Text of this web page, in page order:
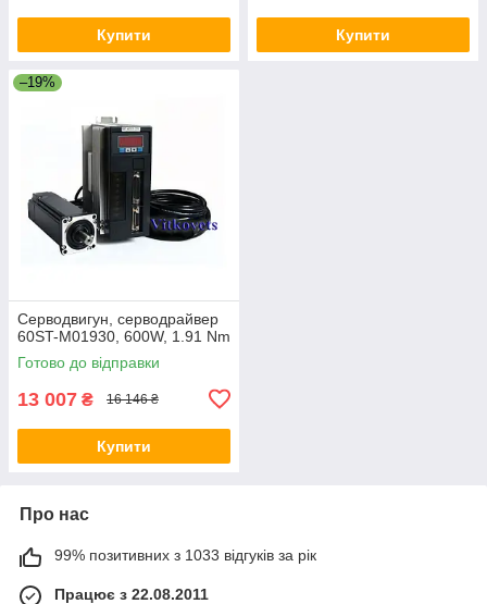
Купити Купити
–19%
Серводвигун, серводрайвер
60ST-M01930, 600W, 1.91 Nm
Готово до відправки
13 007 ₴ 16 146 ₴
Купити
Про нас
99% позитивних з 1033 відгуків за рік
Працює з 22.08.2011